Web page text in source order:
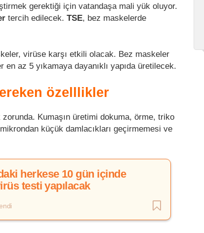
gerektiği için vatandaşa mali yük oluyor.
tercih edilecek. TSE, bez maskelerde
virüse karşı etkili olacak. Bez maskeler
az 5 yıkamaya dayanıklı yapıda üretilecek.
özelllikler
Kumaşın üretimi dokuma, örme, triko
küçük damlacıkları geçirmemesi ve
herkese 10 gün içinde
testi yapılacak